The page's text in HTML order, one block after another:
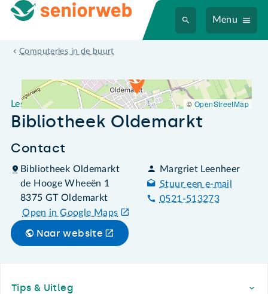
Menu
Computerles in de buurt
Leslocatie Bibliotheek Oldemarkt
Leslocatie
Bibliotheek Oldemarkt
Contact
Bibliotheek Oldemarkt
de Hooge Wheeën 1
8375 GT Oldemarkt
Open in Google Maps
Margriet Leenheer
Stuur een e-mail
0521-513273
Naar website
©OpenStreetMap
Tips & Uitleg